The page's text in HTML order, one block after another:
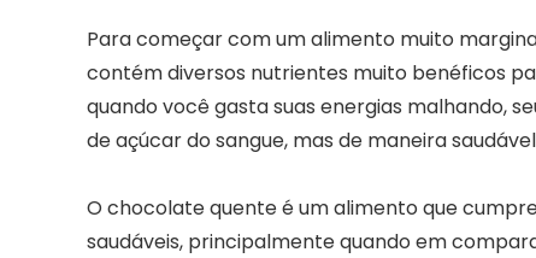
Para começar com um alimento muito
contém diversos nutrientes muito benéficos
quando você gasta suas energias malhando,
de açúcar do sangue, mas de maneira
O chocolate quente é um alimento que
saudáveis, principalmente quando em